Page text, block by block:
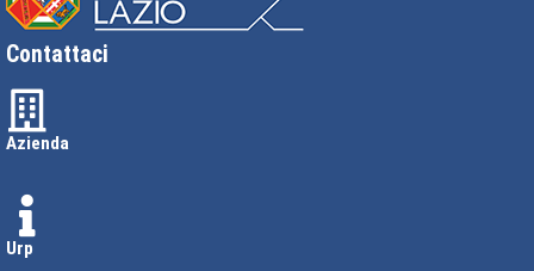
Contattaci
Azienda
Urp